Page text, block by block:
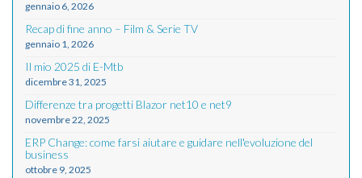
gennaio 6, 2026
Recap di fine anno – Film & Serie TV
gennaio 1, 2026
Il mio 2025 di E-Mtb
dicembre 31, 2025
Differenze tra progetti Blazor net10 e net9
novembre 22, 2025
ERP Change: come farsi aiutare e guidare nell'evoluzione del
business
ottobre 9, 2025